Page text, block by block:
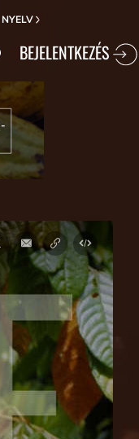
NYELV
BEJELENTKEZÉS